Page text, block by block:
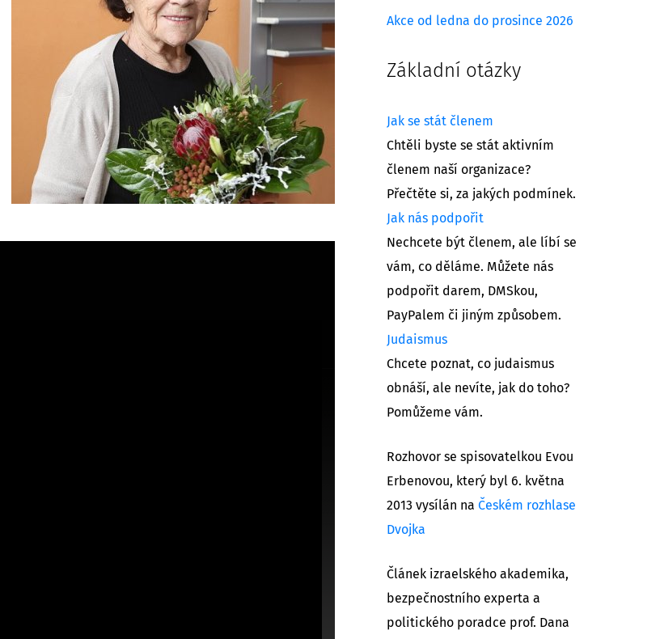
Akce od ledna do prosince 2026
Základní otázky
Jak se stát členem
Chtěli byste se stát aktivním
členem naší organizace?
Přečtěte si, za jakých podmínek.
Jak nás podpořit
Nechcete být členem, ale líbí se
vám, co děláme. Můžete nás
podpořit darem, DMSkou,
PayPalem či jiným způsobem.
Judaismus
Chcete poznat, co judaismus
obnáší, ale nevíte, jak do toho?
Pomůžeme vám.
Rozhovor se spisovatelkou Evou
Erbenovou, který byl 6. května
2013 vysílán na Českém rozhlase
Dvojka
Článek izraelského akademika,
bezpečnostního experta a
politického poradce prof. Dana